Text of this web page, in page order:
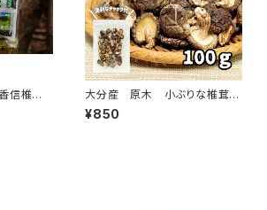
信椎
大分産 原木 小ぶりな椎茸
100ｇ
¥850